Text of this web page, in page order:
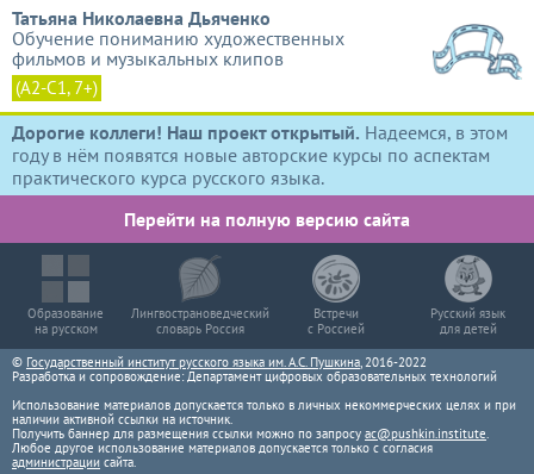
Татьяна Николаевна Дьяченко
Обучение пониманию художественных
фильмов и музыкальных клипов
(A2-C1, 7+)
Дорогие коллеги! Наш проект открытый. Надеемся, в этом
году в нём появятся новые авторские курсы по аспектам
практического курса русского языка.
Перейти на полную версию сайта
Образование
на русском
Лингвострановедческий
словарь Россия
Встречи
с Россией
Русский язык
для детей
© Государственный институт русского языка им. А.С. Пушкина, 2016-2022
Разработка и сопровождение: Департамент цифровых образовательных технологий
Использование материалов допускается только в личных некоммерческих целях и при
наличии активной ссылки на источник.
Получить баннер для размещения ссылки можно по запросу ac@pushkin.institute.
Любое другое использование материалов допускается только с согласия
администрации сайта.